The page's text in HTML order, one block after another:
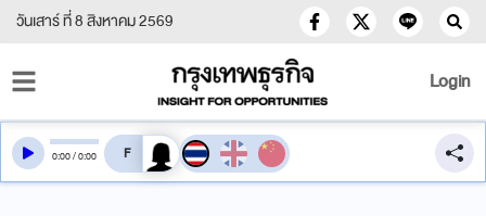
วันเสาร์ ที่ 8 สิงหาคม 2569
Login
0:00/0:00 สลับเสียงอ่าน